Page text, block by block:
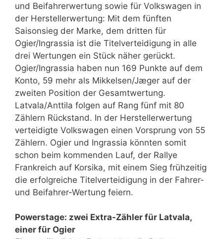
und Beifahrerwertung sowie für Volkswagen in
der Herstellerwertung: Mit dem fünften
Saisonsieg der Marke, dem dritten für
Ogier/Ingrassia ist die Titelverteidigung in alle
drei Wertungen ein Stück näher gerückt.
Ogier/Ingrassia haben nun 169 Punkte auf dem
Konto, 59 mehr als Mikkelsen/Jæger auf der
zweiten Position der Gesamtwertung.
Latvala/Anttila folgen auf Rang fünf mit 80
Zählern Rückstand. In der Herstellerwertung
verteidigte Volkswagen einen Vorsprung von 55
Zählern. Ogier und Ingrassia könnten somit
schon beim kommenden Lauf, der Rallye
Frankreich auf Korsika, mit einem Sieg frühzeitig
die erfolgreiche Titelverteidigung in der Fahrer-
und Beifahrer-Wertung feiern.
Powerstage: zwei Extra-Zähler für Latvala,
einer für Ogier